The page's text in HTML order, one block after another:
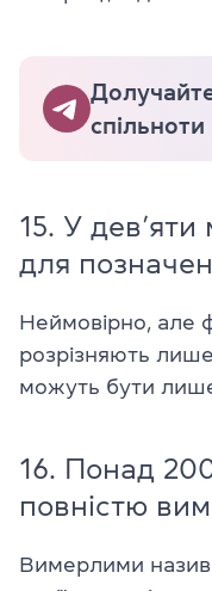
спільноти
15. У дев’яти
для
Неймовірно, але
розрізняють
можуть бути лише
16. Понад
повністю
Вимерлими